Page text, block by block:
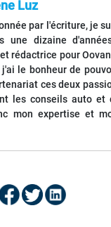
Luz
par l'écriture, je
une dizaine
et rédactrice pour
j'ai le bonheur de
ces deux
les conseils auto et
mon expertise et